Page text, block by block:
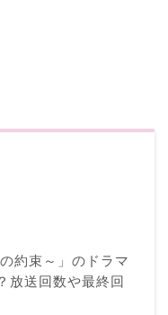
約束～」のドラマ
放送回数や最終回